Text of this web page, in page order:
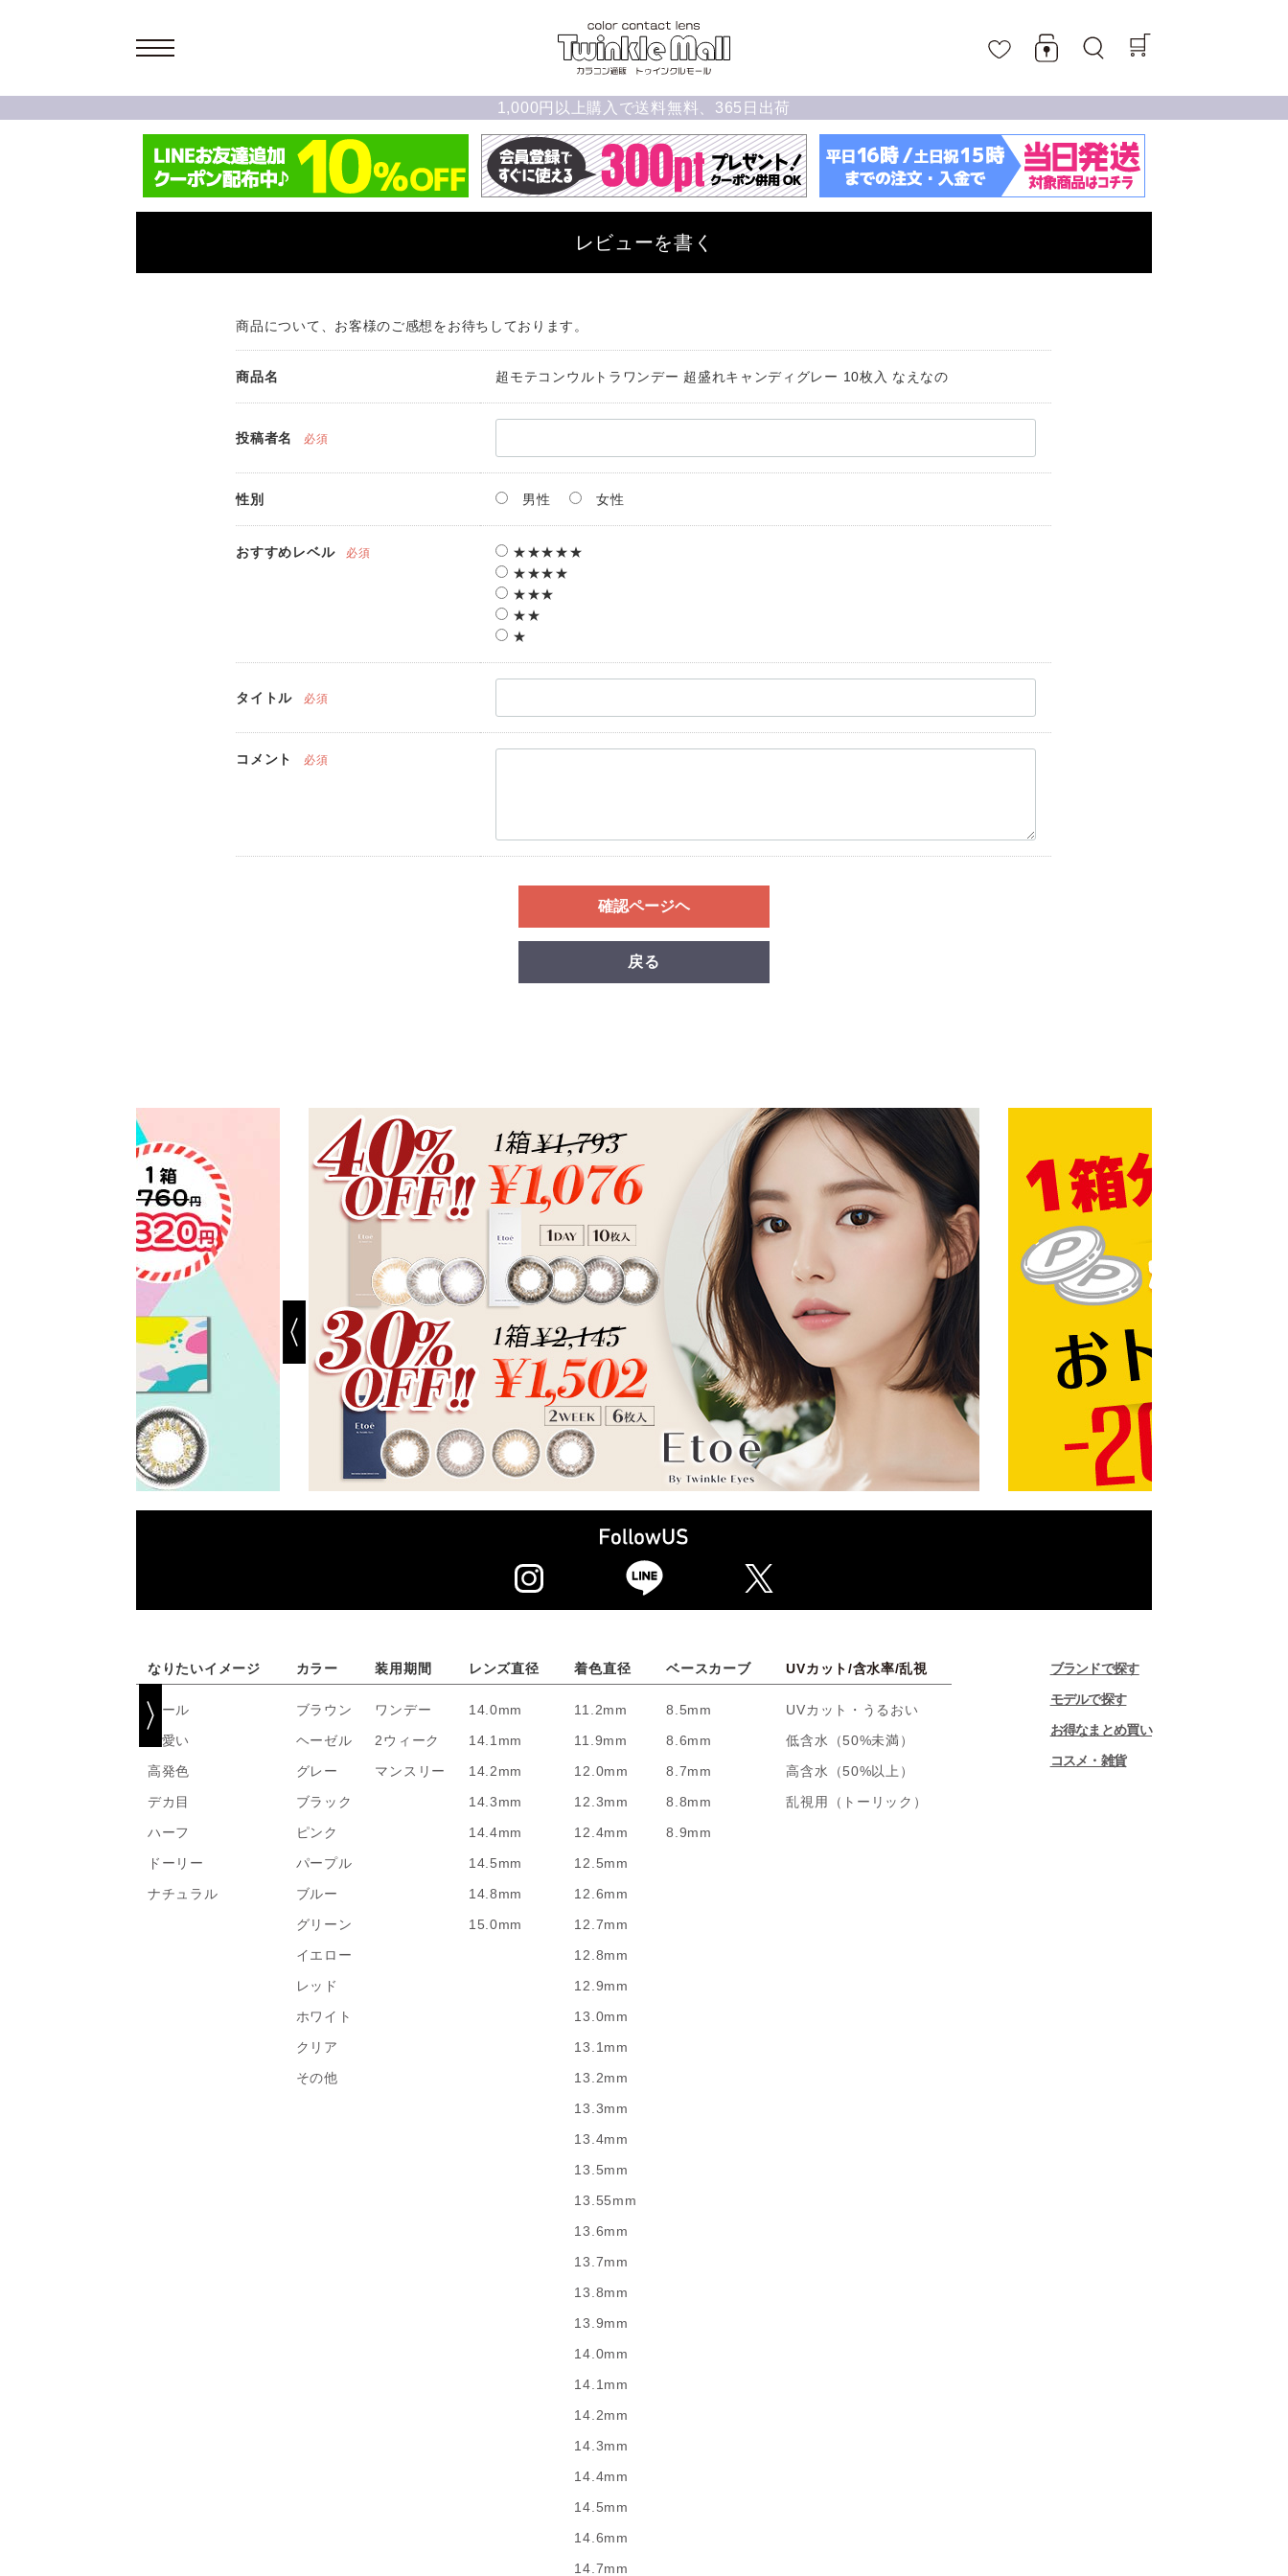
1,000円以上購入で送料無料、365日出荷
レビューを書く
商品について、お客様のご感想をお待ちしております。
商品名 超モテコンウルトラワンデー 超盛れキャンディグレー 10枚入 なえなの
投稿者名 必須
性別 男性 女性
おすすめレベル 必須
★★★★★
★★★★
★★★
★★
★
タイトル 必須
コメント 必須
確認ページヘ
戻る
なりたいイメージ
クール
可愛い
高発色
デカ目
ハーフ
ドーリー
ナチュラル
カラー
ブラウン
ヘーゼル
グレー
ブラック
ピンク
パープル
ブルー
グリーン
イエロー
レッド
ホワイト
クリア
その他
装用期間
ワンデー
2ウィーク
マンスリー
レンズ直径
14.0mm
14.1mm
14.2mm
14.3mm
14.4mm
14.5mm
14.8mm
15.0mm
着色直径
11.2mm
11.9mm
12.0mm
12.3mm
12.4mm
12.5mm
12.6mm
12.7mm
12.8mm
12.9mm
13.0mm
13.1mm
13.2mm
13.3mm
13.4mm
13.5mm
13.55mm
13.6mm
13.7mm
13.8mm
13.9mm
14.0mm
14.1mm
14.2mm
14.3mm
14.4mm
14.5mm
14.6mm
14.7mm
ベースカーブ
8.5mm
8.6mm
8.7mm
8.8mm
8.9mm
UVカット/含水率/乱視
UVカット・うるおい
低含水（50%未満）
高含水（50%以上）
乱視用（トーリック）
ブランドで探す
モデルで探す
お得なまとめ買い
コスメ・雑貨